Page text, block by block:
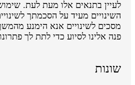
לעיין בתנאים אלו מעת לעת.
השינויים מעיד על הסכמתך
מסכים לשינויים אנא הימנע
פנה אלינו לסיוע כדי לתת לך
שונות